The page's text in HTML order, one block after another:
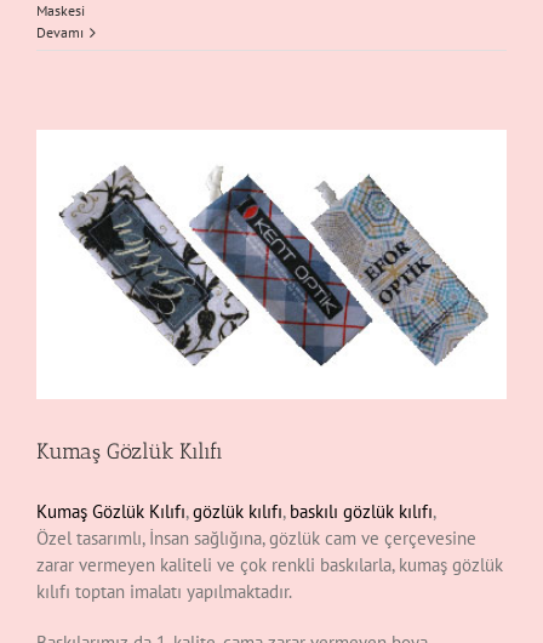
Maskesi
Devamı
Kumaş Gözlük Kılıfı
Kumaş Gözlük Kılıfı,gözlük kılıfı, baskılı gözlük kılıfı,
Özel tasarımlı, İnsan sağlığına, gözlük cam ve çerçevesine
zarar vermeyen kaliteli ve çok renkli baskılarla, kumaş gözlük
kılıfı toptan imalatı yapılmaktadır.